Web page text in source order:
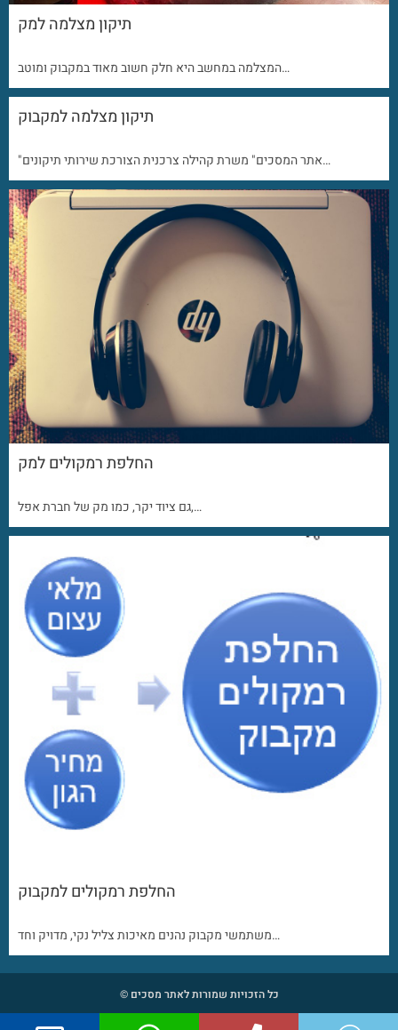
תיקון מצלמה למק
המצלמה במחשב היא חלק חשוב מאוד במקבוק ומוטב…
תיקון מצלמה למקבוק
"אתר המסכים" משרת קהילה צרכנית הצורכת שירותי תיקונים…
החלפת רמקולים למק
גם ציוד יקר, כמו מק של חברת אפל,…
החלפת רמקולים למקבוק
משתמשי מקבוק נהנים מאיכות צליל נקי, מדויק וחד…
כל הזכויות שמורות לאתר מסכים ©